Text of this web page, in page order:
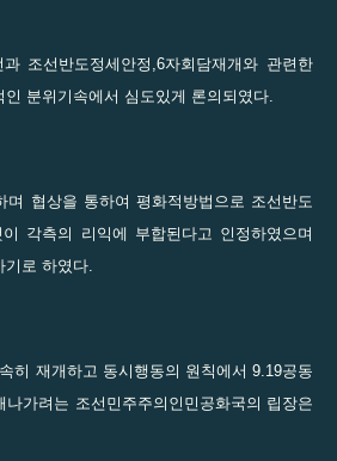
조선반도정세안정,6자회담재개와 관련한
분위기속에서 심도있게 론의되였다.
며 협상을 통하여 평화적방법으로 조선반도
각측의 리익에 부합된다고 인정하였으며
로 하였다.
히 재개하고 동시행동의 원칙에서 9.19공동
나가려는 조선민주주의인민공화국의 립장은